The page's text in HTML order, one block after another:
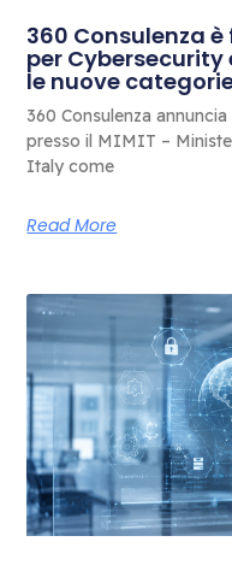
360 Consulenza
per
le nuove
360 Consulenza
presso il MIMIT –
Italy come
Read More